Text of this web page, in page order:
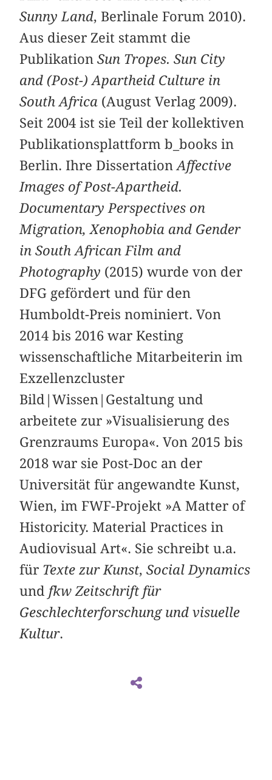
Sunny Land, Berlinale Forum 2010).
Aus dieser Zeit stammt die
PublikationSun Tropes. Sun City
and (Post-) Apartheid Culture in
South Africa (August Verlag 2009).
Seit 2004 ist sie Teil der kollektiven
Publikationsplattform b_books in
Berlin. Ihre DissertationAffective
Images of Post-Apartheid.
Documentary Perspectives on
Migration, Xenophobia and Gender
in South African Film and
Photography (2015) wurde von der
DFG gefördert und für den
Humboldt-Preis nominiert. Von
2014 bis 2016 war Kesting
wissenschaftliche Mitarbeiterin im
Exzellenzcluster
Bild|Wissen|Gestaltung und
arbeitete zur »Visualisierung des
Grenzraums Europa«. Von 2015 bis
2018 war sie Post-Doc an der
Universität für angewandte Kunst,
Wien, im FWF-Projekt »A Matter of
Historicity. Material Practices in
Audiovisual Art«. Sie schreibt u.a.
für Texte zur Kunst,Social Dynamics
und fkw Zeitschrift für
Geschlechterforschung und visuelle
Kultur.